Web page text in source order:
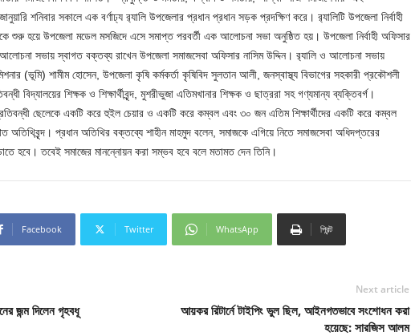
শনিবার সকালে এক বর্ণাঢ্য র্যালি উপজেলার প্রধান প্রধান সড়ক প্রদক্ষিণ করে। র্যালিটি উপজেলা নির্বাহী
শুরু হয়ে উপজেলা মডেল মসজিদে এসে সমাপ্ত পরবর্তী এক আলোচনা সভা অনুষ্ঠিত হয়। উপজেলা নির্বাহী অফিসার
সভায় স্বাগত বক্তব্য রাখেন উপজেলা সমাজসেবা অফিসার নাসিম উদ্দিন। র্যালি ও আলোচনা সভায়
(ভূমি) শামীম হোসেন, উপজেলা কৃষি কর্মকর্তা কৃষিবিদ সুলতান আলী, জনস্বাস্থ্য বিভাগের সহকারী প্রকৌশলী
বিদ্যালয়ের শিক্ষক ও শিক্ষার্থীবৃন্দ, মুশরীভুজা এতিমখানার শিক্ষক ও ছাত্ররা সহ গণ্যমান্য ব্যক্তিবর্গ।
ছেলেকে একটি করে হুইল চেয়ার ও একটি করে কম্বল এবং ৩০ জন এতিম শিক্ষার্থীদের একটি করে কম্বল
অতিথিবৃন্দ। প্রধান অতিথির বক্তব্যে শাহীন মাহমুদ বলেন, সমাজকে এগিয়ে নিতে সমাজসেবা অধিদপ্তরের
হবে। তবেই সমাজের মানন্নোয়ন করা সম্ভব হবে বলে মতামত দেন তিনি।
Facebook Twitter WhatsApp প্রিন্ট
জন্ম দিলেন গৃহবধূ
Next article
আয়কর রিটার্নে টাইপিং ভুল ছিল, আইনগতভাবে সংশোধন করা
হয়েছে: সারজিস আলম